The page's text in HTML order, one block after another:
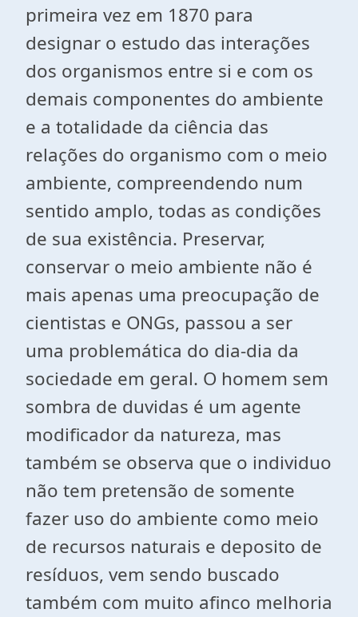
primeira vez em 1870 para
designar o estudo das interações
dos organismos entre si e com os
demais componentes do ambiente
e a totalidade da ciência das
relações do organismo com o meio
ambiente, compreendendo num
sentido amplo, todas as condições
de sua existência. Preservar,
conservar o meio ambiente não é
mais apenas uma preocupação de
cientistas e ONGs, passou a ser
uma problemática do dia-dia da
sociedade em geral. O homem sem
sombra de duvidas é um agente
modificador da natureza, mas
também se observa que o individuo
não tem pretensão de somente
fazer uso do ambiente como meio
de recursos naturais e deposito de
resíduos, vem sendo buscado
também com muito afinco melhoria